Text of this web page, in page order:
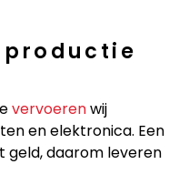
vervoerenwij
en elektronica. Een
geld, daarom leveren